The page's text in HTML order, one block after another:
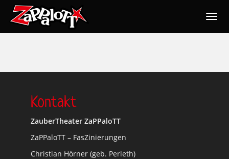
Kontakt
ZauberTheater ZaPPaloTT
ZaPPaloTT – FasZinierungen
Christian Hörner (geb. Perleth)